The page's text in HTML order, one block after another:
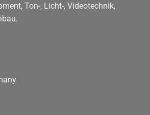
Ton-, Licht-, Videotechnik,